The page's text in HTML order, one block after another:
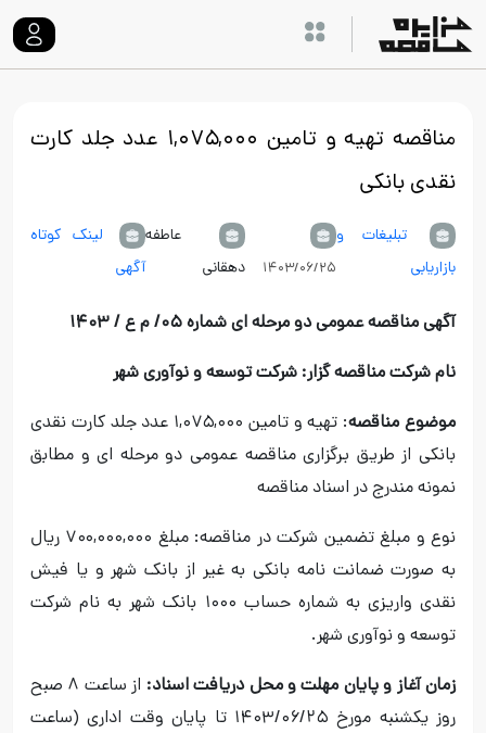
مناقصه تهیه و تامین ۱,۰۷۵,۰۰۰ عدد جلد کارت
نقدی بانکی
تبلیغات و
بازاریابی
۱۴۰۳/۰۶/۲۵
عاطفه
دهقانی
لینک کوتاه
آگهی
آگهی مناقصه عمومی دو مرحله ای شماره ۰۵/ م ع / ۱۴۰۳
نام شرکت مناقصه گزار: شرکت توسعه و نوآوری شهر
موضوع مناقصه
: تهیه و تامین ۱,۰۷۵,۰۰۰ عدد جلد کارت نقدی
بانکی از طریق برگزاری مناقصه عمومی دو مرحله ای و مطابق
نمونه مندرج در اسناد مناقصه
نوع و مبلغ تضمین شرکت در مناقصه: مبلغ ۷۰۰,۰۰۰,۰۰۰ ریال
به صورت ضمانت نامه بانکی به غیر از بانک شهر و یا فیش
نقدی واریزی به شماره حساب ۱۰۰۰ بانک شهر به نام شرکت
توسعه و نوآوری شهر.
زمان آغاز و پایان مهلت و محل دریافت اسناد:
از ساعت ۸ صبح
روز یکشنبه مورخ ۱۴۰۳/۰۶/۲۵ تا پایان وقت اداری (ساعت